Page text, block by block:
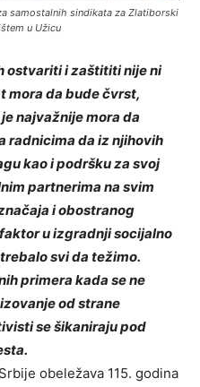
samostalnih sindikata za Zlatiborski
u Užicu
ostvariti i zaštititi nije ni
mora da bude čvrst,
najvažnije mora da
radnicima da iz njihovih
kao i podršku za svoj
partnerima na svim
i obostranog
u izgradnji socijalno
svi da težimo.
primera kada se ne
od strane
se šikaniraju pod
obeležava 115. godina